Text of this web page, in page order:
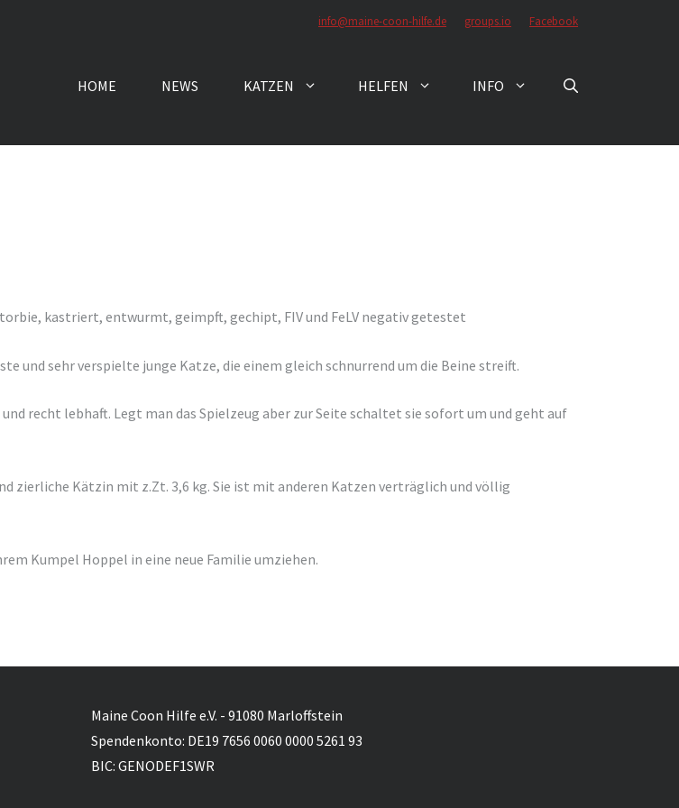
info@maine-coon-hilfe.de groups.io Facebook
HOME NEWS KATZEN HELFEN INFO
torbie, kastriert, entwurmt, geimpft, gechipt, FIV und FeLV negativ getestet
und sehr verspielte junge Katze, die einem gleich schnurrend um die Beine streift.
recht lebhaft. Legt man das Spielzeug aber zur Seite schaltet sie sofort um und geht auf
zierliche Kätzin mit z.Zt. 3,6 kg. Sie ist mit anderen Katzen verträglich und völlig
Kumpel Hoppel in eine neue Familie umziehen.
Maine Coon Hilfe e.V. - 91080 Marloffstein
Spendenkonto: DE19 7656 0060 0000 5261 93
BIC: GENODEF1SWR